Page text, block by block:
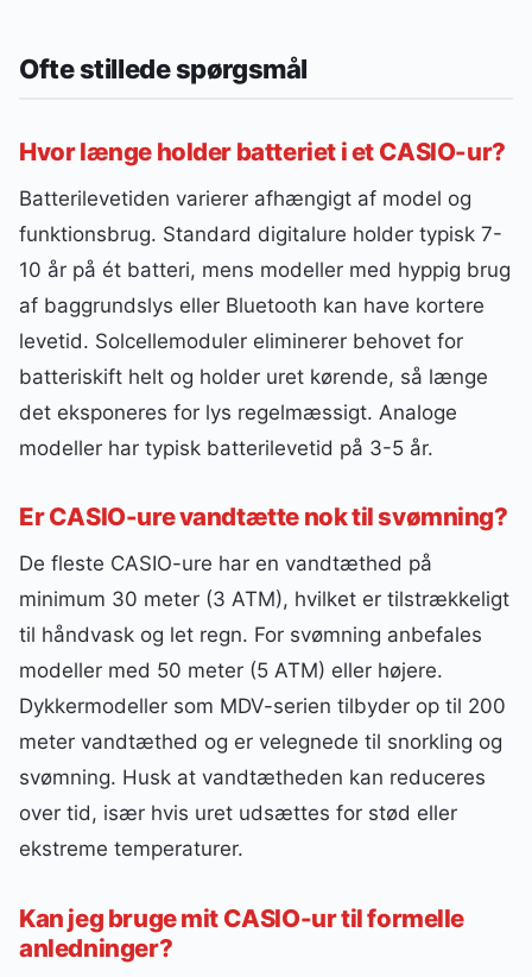
Ofte stillede spørgsmål
Hvor længe holder batteriet i et CASIO-ur?
Batterilevetiden varierer afhængigt af model og
funktionsbrug. Standard digitalure holder typisk 7-
10 år på ét batteri, mens modeller med hyppig brug
af baggrundslys eller Bluetooth kan have kortere
levetid. Solcellemoduler eliminerer behovet for
batteriskift helt og holder uret kørende, så længe
det eksponeres for lys regelmæssigt. Analoge
modeller har typisk batterilevetid på 3-5 år.
Er CASIO-ure vandtætte nok til svømning?
De fleste CASIO-ure har en vandtæthed på
minimum 30 meter (3 ATM), hvilket er tilstrækkeligt
til håndvask og let regn. For svømning anbefales
modeller med 50 meter (5 ATM) eller højere.
Dykkermodeller som MDV-serien tilbyder op til 200
meter vandtæthed og er velegnede til snorkling og
svømning. Husk at vandtætheden kan reduceres
over tid, især hvis uret udsættes for stød eller
ekstreme temperaturer.
Kan jeg bruge mit CASIO-ur til formelle
anledninger?